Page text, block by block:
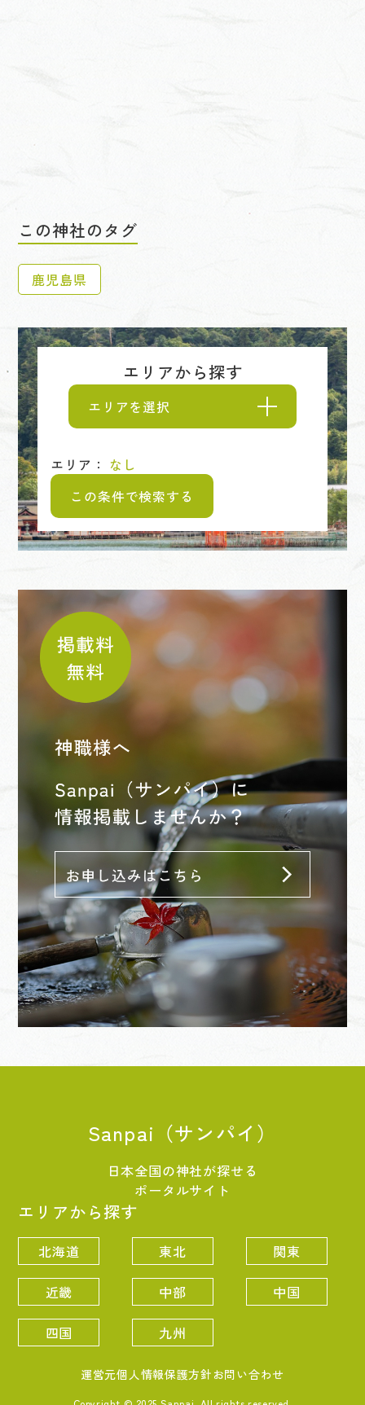
この神社のタグ
鹿児島県
エリアから探す
エリアを選択
エリア： なし
この条件で検索する
Sanpai（サンパイ）
日本全国の神社が探せる
ポータルサイト
エリアから探す
北海道 東北 関東
近畿 中部 中国
四国 九州
運営元個人情報保護方針 お問い合わせ